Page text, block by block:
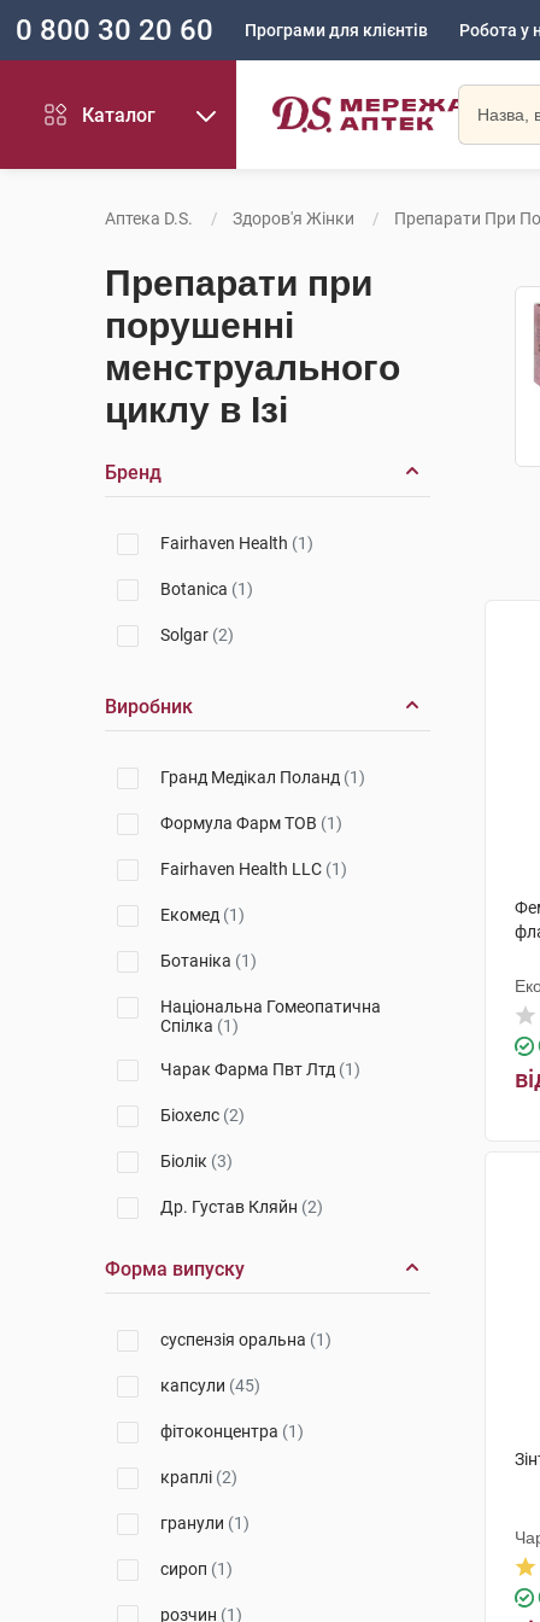
0 800 30 20 60 Програми для клієнтів Робота у
Каталог
Аптека D.S. Здоров'я Жінки Препарати При
Препарати при
порушенні
менструального
циклу в Ізі
Бренд
Fairhaven Health (1)
Botanica (1)
Solgar (2)
Виробник
Гранд Медікал Поланд (1)
Формула Фарм ТОВ (1)
Fairhaven Health LLC (1)
Екомед (1)
Ботаніка (1)
Національна Гомеопатична
Спілка (1)
Чарак Фарма Пвт Лтд (1)
Біохелс (2)
Біолік (3)
Др. Густав Кляйн (2)
Біхелс(4)
Ананта Медікеар(1)
Елемент здоров'я
Фармаком(5)
Солгар Вітамін енд Херб
Практурі Продактс
Лабораторіос Ліконса
Форма випуску
суспензія оральна (1)
капсули (45)
фітоконцентра (1)
краплі (2)
гранули (1)
сироп (1)
розчин (1)